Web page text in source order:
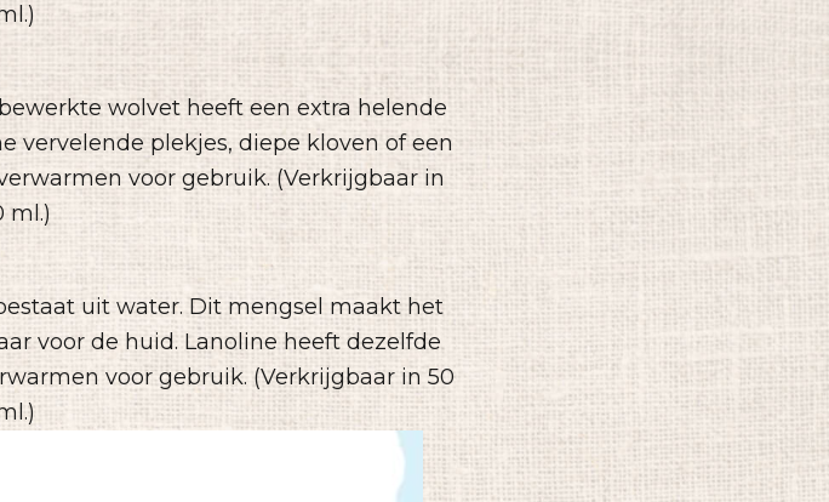
wolvet heeft een extra helende
vervelende plekjes, diepe kloven of een
voor gebruik. (Verkrijgbaar in
ml.)
uit water. Dit mengsel maakt het
voor de huid. Lanoline heeft dezelfde
voor gebruik. (Verkrijgbaar in 50